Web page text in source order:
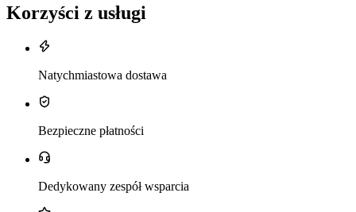
Korzyści z usługi
Natychmiastowa dostawa
Bezpieczne płatności
Dedykowany zespół wsparcia